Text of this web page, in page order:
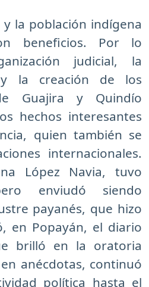
y la población indígena
beneficios. Por lo
judicial, la
la creación de los
Guajira y Quindío
hechos interesantes
quien también se
internacionales.
López Navia, tuvo
enviudó siendo
payanés, que hizo
en Popayán, el diario
brilló en la oratoria
anécdotas, continuó
política hasta el